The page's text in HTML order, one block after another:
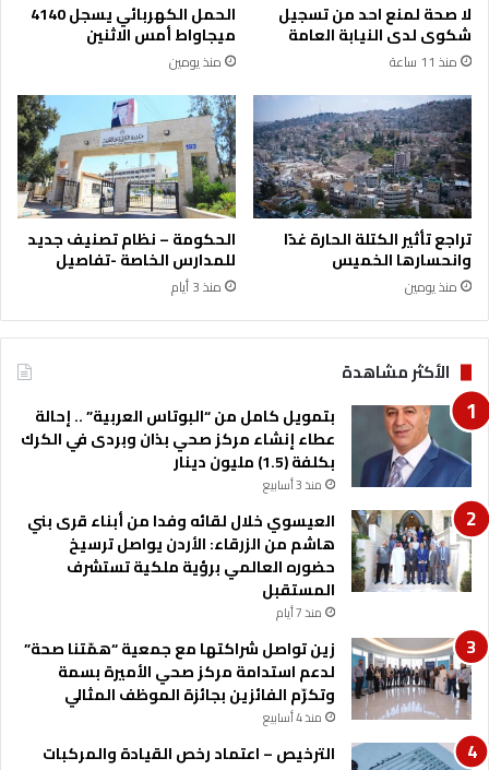
ت
ا
م
ي
ة
ت
ج
م
ع
ا
ل
أ
ش
ق
ا
ء
ب
ع
د
ت
ه
ل
ا
ل
ن
ا
م
ى
إ
ل
ى
و
ا
ل
ت
ع
م
ر
ي
م
ص
ا
ب
ا
ص
ا
ب
ه
خ
ف
ي
ف
ه
لا صحة لمنع احد من تسجيل
شكوى لدى النيابة العامة
منذ 11 ساعة
الحمل الكهربائي يسجل 4140
ميجاواط أمس الاثنين
منذ يومين
تراجع تأثير الكتلة الحارة غدًا
وانحسارها الخميس
منذ يومين
الحكومة – نظام تصنيف جديد
للمدارس الخاصة -تفاصيل
منذ 3 أيام
الأكثر مشاهدة
بتمويل كامل من “البوتاس العربية” .. إحالة
عطاء إنشاء مركز صحي بذان وبردى في الكرك
بكلفة (1.5) مليون دينار
منذ 3 أسابيع
العيسوي خلال لقائه وفدا من أبناء قرى بني
هاشم من الزرقاء: الأردن يواصل ترسيخ
حضوره العالمي برؤية ملكية تستشرف
المستقبل
منذ 7 أيام
زين تواصل شراكتها مع جمعية “همّتنا صحة”
لدعم استدامة مركز صحي الأميرة بسمة
وتكرّم الفائزين بجائزة الموظف المثالي
منذ 4 أسابيع
الترخيص – اعتماد رخص القيادة والمركبات